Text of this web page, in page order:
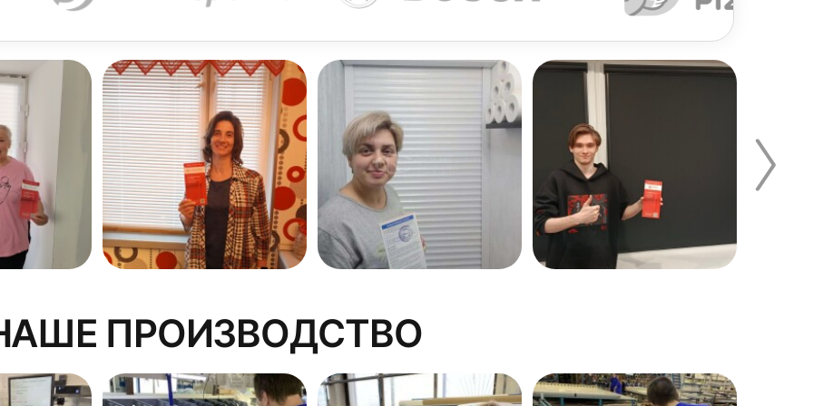
проем нестандартной формы: арочный, ромбовидный, полукруглый, асимметричный. Также этот
периметра или отделки.
ПРОИЗВОДСТВО